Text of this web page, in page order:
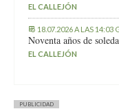
EL CALLEJÓN
18.07.2026 A LAS 14:03
Noventa años de
EL CALLEJÓN
PUBLICIDAD